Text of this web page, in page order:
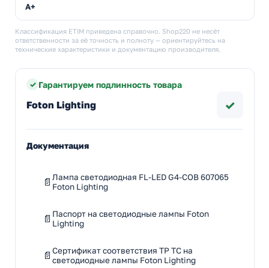
A+
Классификация ETIM приведена справочно. Shop220 не несёт
ответственности за её точность и полноту — ориентируйтесь на
технические характеристики и документацию производителя.
Гарантируем подлинность товара
Foton Lighting ✓
Документация
Лампа светодиодная FL-LED G4-COB 607065
Foton Lighting
Паспорт на светодиодные лампы Foton
Lighting
Сертификат соответствия ТР ТС на
светодиодные лампы Foton Lighting